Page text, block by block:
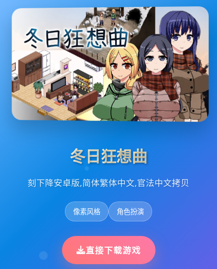
冬日狂想曲
刻下降安卓版,简体繁体中文,官法中文拷贝
像素风格 角色扮演
直接下载游戏